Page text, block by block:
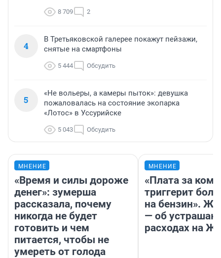
8 709 2
4
В Третьяковской галерее покажут пейзажи,
снятые на смартфоны
5 444 Обсудить
5
«Не вольеры, а камеры пыток»: девушка
пожаловалась на состояние экопарка
«Лотос» в Уссурийске
5 043 Обсудить
МНЕНИЕ
«Время и силы дороже
денег»: зумерша
рассказала, почему
никогда не будет
готовить и чем
питается, чтобы не
умереть от голода
МНЕНИЕ
«Плата за
триггерит
на бензин».
— об
расходах на